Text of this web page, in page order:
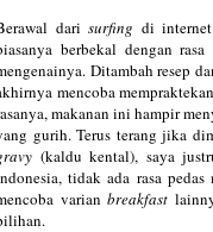
dari surfing di
berbekal dengan
Ditambah resep
mencoba
makanan ini hampir
gurih. Terus terang jika
(kaldu kental), saya
tidak ada rasa
varianbreakfast